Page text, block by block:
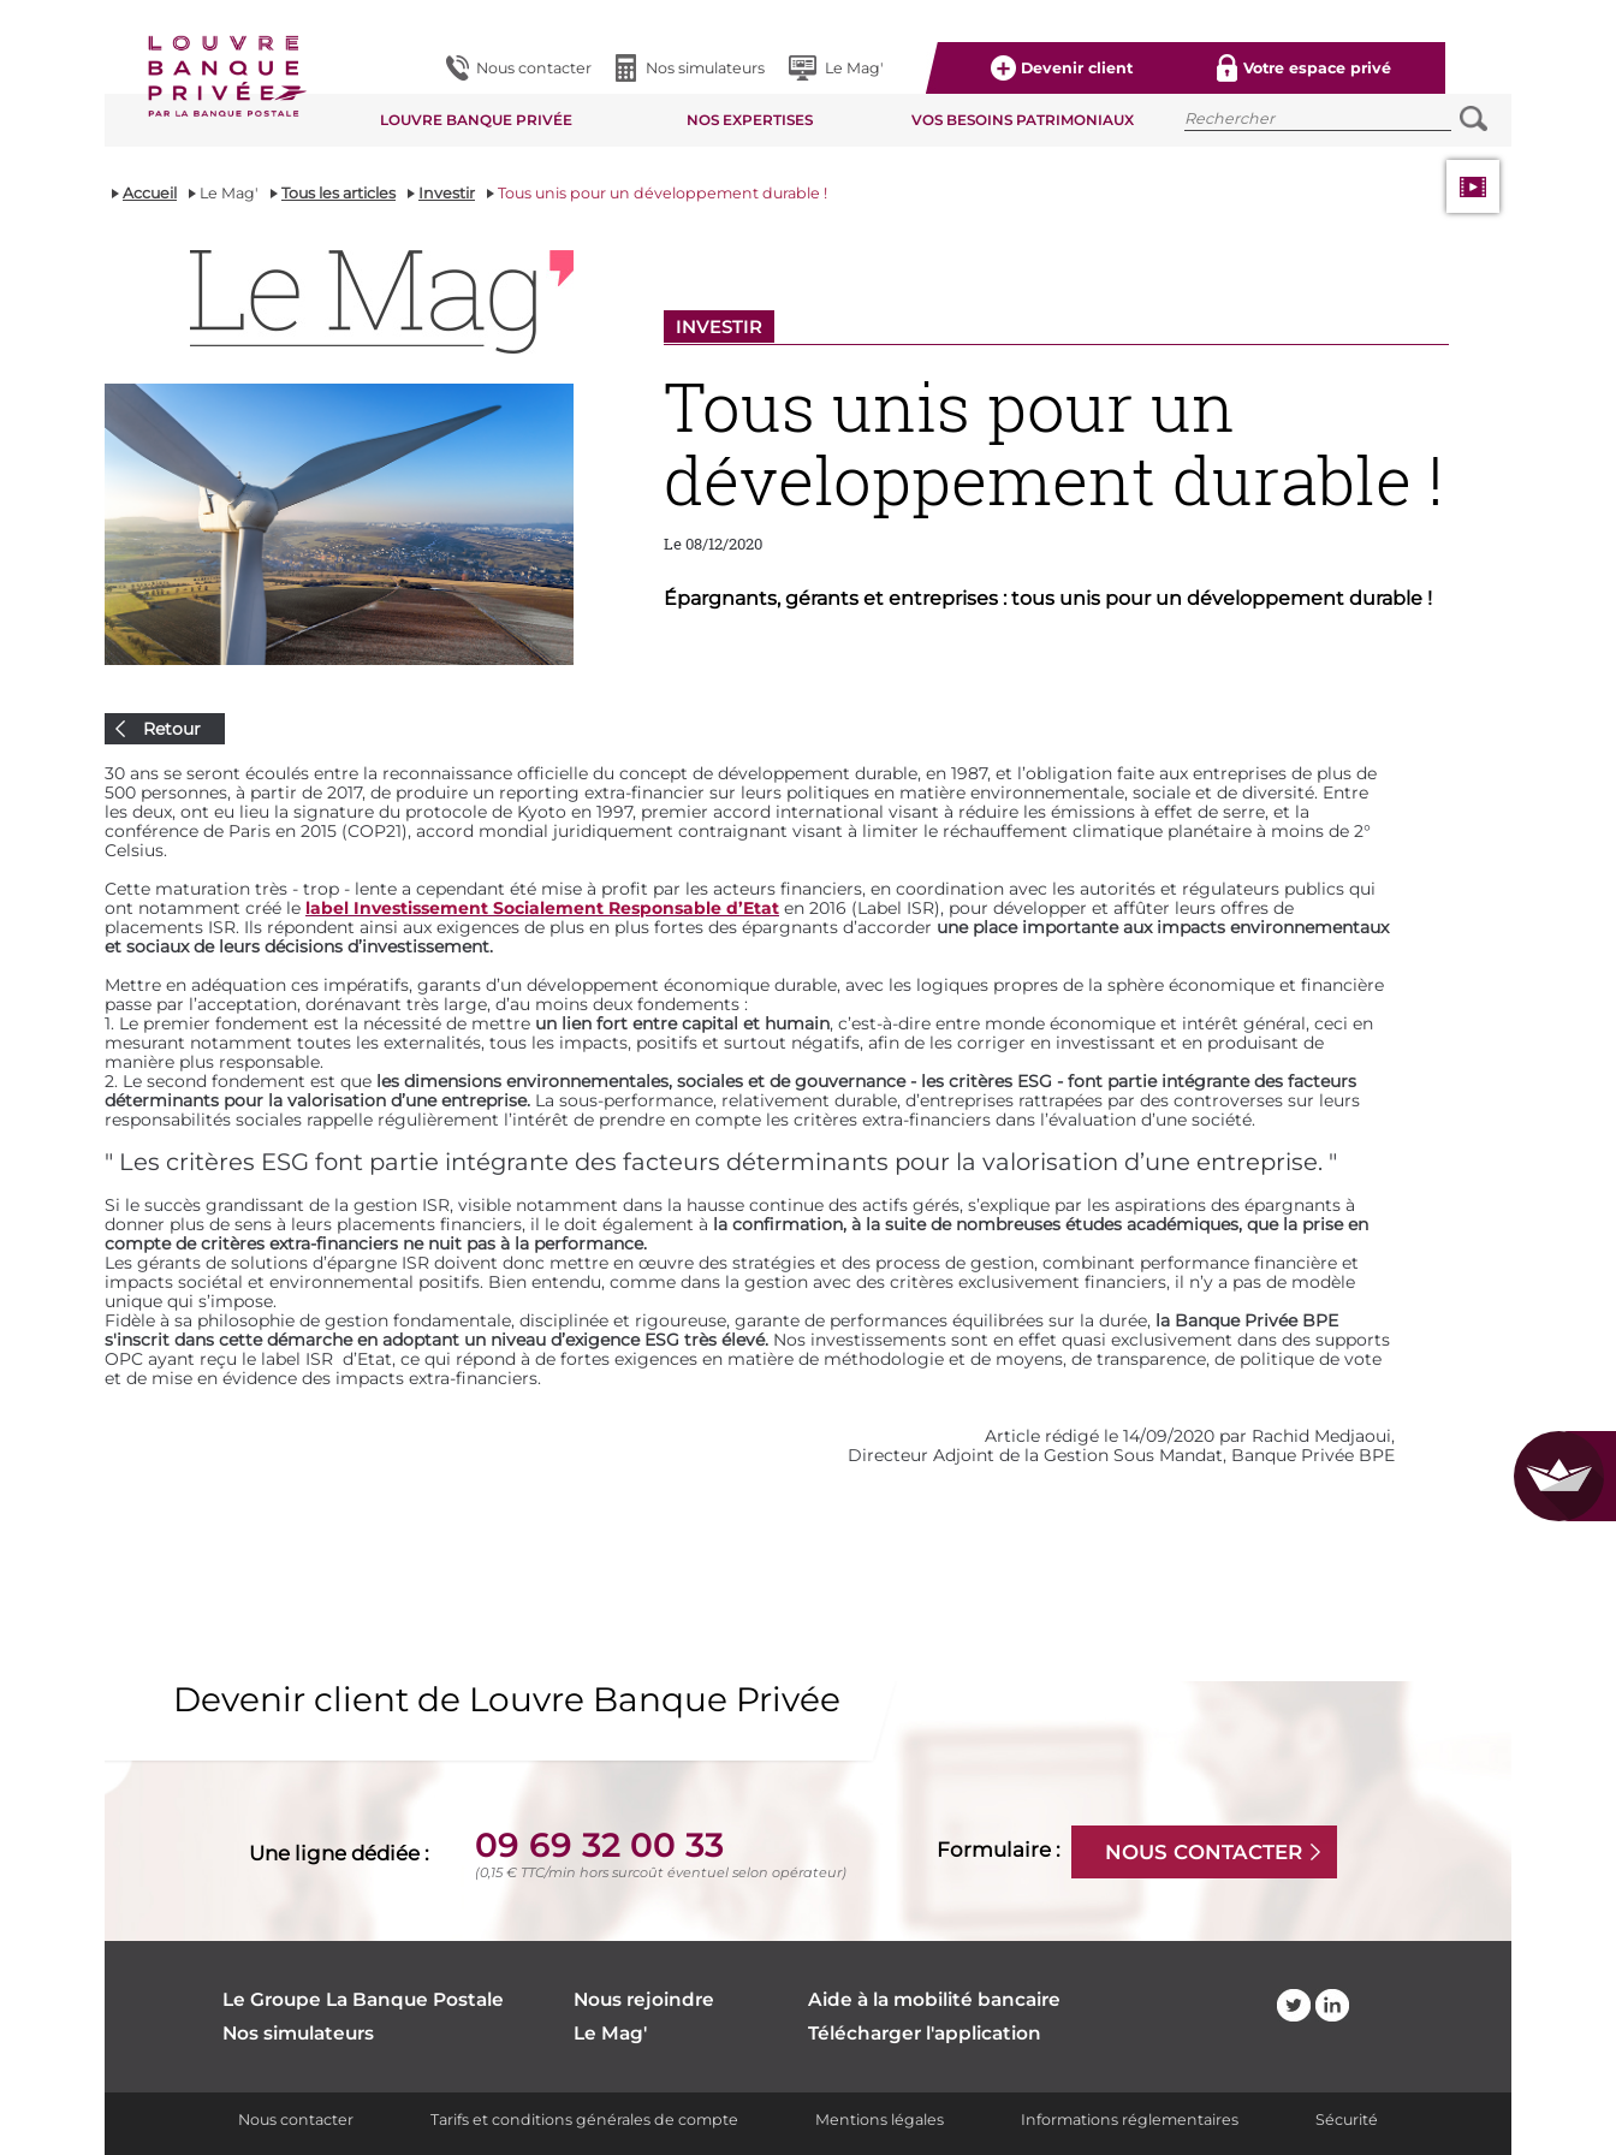
Nous contacter Nos simulateurs Le Mag' Devenir client Votre espace privé
LOUVRE BANQUE PRIVÉE NOS EXPERTISES VOS BESOINS PATRIMONIAUX
Accueil Le Mag' Tous les articles Investir Tous unis pour un développement durable !
Retour
INVESTIR
Tous unis pour un
développement durable !
Le 08/12/2020
Épargnants, gérants et entreprises : tous unis pour un développement durable !
30 ans se seront écoulés entre la reconnaissance officielle du concept de développement durable, en 1987, et l’obligation faite aux entreprises de plus de
500 personnes, à partir de 2017, de produire un reporting extra-financier sur leurs politiques en matière environnementale, sociale et de diversité. Entre
les deux, ont eu lieu la signature du protocole de Kyoto en 1997, premier accord international visant à réduire les émissions à effet de serre, et la
conférence de Paris en 2015 (COP21), accord mondial juridiquement contraignant visant à limiter le réchauffement climatique planétaire à moins de 2°
Celsius.
Cette maturation très - trop - lente a cependant été mise à profit par les acteurs financiers, en coordination avec les autorités et régulateurs publics qui
ont notamment créé le label Investissement Socialement Responsable d’Etat en 2016 (Label ISR), pour développer et affûter leurs offres de
placements ISR. Ils répondent ainsi aux exigences de plus en plus fortes des épargnants d’accorder une place importante aux impacts environnementaux
et sociaux de leurs décisions d’investissement.
Mettre en adéquation ces impératifs, garants d’un développement économique durable, avec les logiques propres de la sphère économique et financière
passe par l’acceptation, dorénavant très large, d’au moins deux fondements :
1. Le premier fondement est la nécessité de mettre un lien fort entre capital et humain, c’est-à-dire entre monde économique et intérêt général, ceci en
mesurant notamment toutes les externalités, tous les impacts, positifs et surtout négatifs, afin de les corriger en investissant et en produisant de
manière plus responsable.
2. Le second fondement est que les dimensions environnementales, sociales et de gouvernance - les critères ESG - font partie intégrante des facteurs
déterminants pour la valorisation d’une entreprise. La sous-performance, relativement durable, d’entreprises rattrapées par des controverses sur leurs
responsabilités sociales rappelle régulièrement l’intérêt de prendre en compte les critères extra-financiers dans l’évaluation d’une société.
" Les critères ESG font partie intégrante des facteurs déterminants pour la valorisation d’une entreprise. "
Si le succès grandissant de la gestion ISR, visible notamment dans la hausse continue des actifs gérés, s’explique par les aspirations des épargnants à
donner plus de sens à leurs placements financiers, il le doit également à la confirmation, à la suite de nombreuses études académiques, que la prise en
compte de critères extra-financiers ne nuit pas à la performance.
Les gérants de solutions d’épargne ISR doivent donc mettre en œuvre des stratégies et des process de gestion, combinant performance financière et
impacts sociétal et environnemental positifs. Bien entendu, comme dans la gestion avec des critères exclusivement financiers, il n’y a pas de modèle
unique qui s’impose.
Fidèle à sa philosophie de gestion fondamentale, disciplinée et rigoureuse, garante de performances équilibrées sur la durée, la Banque Privée BPE
s'inscrit dans cette démarche en adoptant un niveau d’exigence ESG très élevé. Nos investissements sont en effet quasi exclusivement dans des supports
OPC ayant reçu le label ISR d’Etat, ce qui répond à de fortes exigences en matière de méthodologie et de moyens, de transparence, de politique de vote
et de mise en évidence des impacts extra-financiers.
Article rédigé le 14/09/2020 par Rachid Medjaoui,
Directeur Adjoint de la Gestion Sous Mandat, Banque Privée BPE
Devenir client de Louvre Banque Privée
Une ligne dédiée : 09 69 32 00 33
(0,15 € TTC/min hors surcoût éventuel selon opérateur)
Formulaire : NOUS CONTACTER
Le Groupe La Banque Postale
Nos simulateurs
Nous rejoindre
Le Mag'
Aide à la mobilité bancaire
Télécharger l'application
Nous contacter Tarifs et conditions générales de compte Mentions légales Informations réglementaires Sécurité